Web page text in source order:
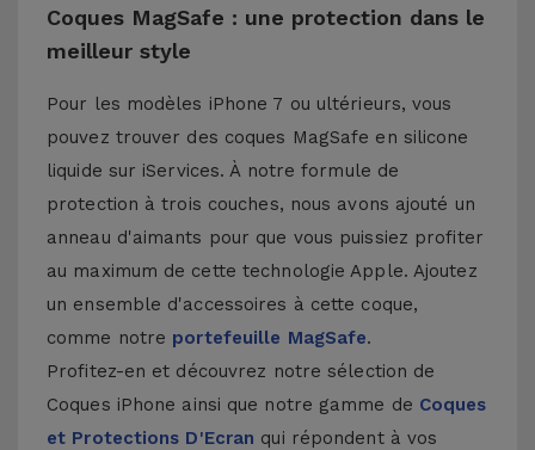
Coques MagSafe : une protection dans le
meilleur style
Pour les modèles iPhone 7 ou ultérieurs, vous
pouvez trouver des coques MagSafe en silicone
liquide sur iServices. À notre formule de
protection à trois couches, nous avons ajouté un
anneau d'aimants pour que vous puissiez profiter
au maximum de cette technologie Apple. Ajoutez
un ensemble d'accessoires à cette coque,
comme notre portefeuille MagSafe.
Profitez-en et découvrez notre sélection de
Coques iPhone ainsi que notre gamme de Coques
et Protections D'Ecran qui répondent à vos